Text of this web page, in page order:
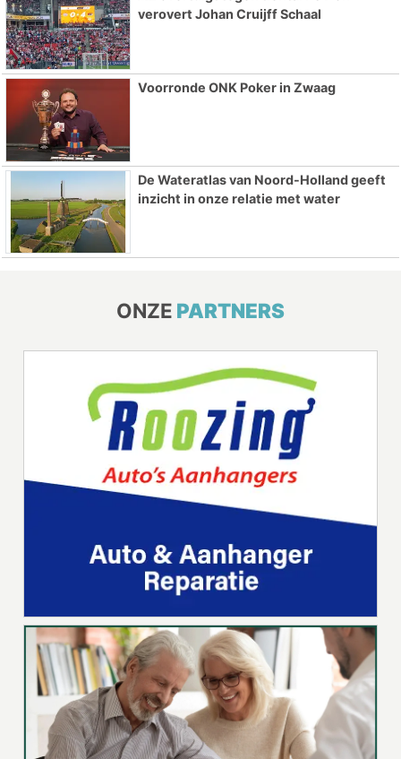
verovert Johan Cruijff Schaal
Voorronde ONK Poker in Zwaag
De Wateratlas van Noord-Holland geeft
inzicht in onze relatie met water
ONZE PARTNERS